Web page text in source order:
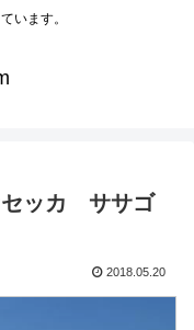
います。
ッカ ササゴ
2018.05.20